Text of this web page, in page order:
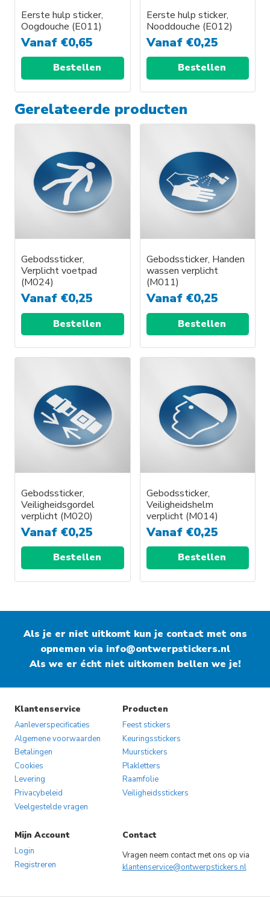
Eerste hulp sticker,
Oogdouche (E011)
Vanaf €0,65
Bestellen
Eerste hulp sticker,
Nooddouche (E012)
Vanaf €0,25
Bestellen
Gerelateerde producten
Gebodssticker,
Verplicht voetpad
(M024)
Vanaf €0,25
Bestellen
Gebodssticker, Handen
wassen verplicht
(M011)
Vanaf €0,25
Bestellen
Gebodssticker,
Veiligheidsgordel
verplicht (M020)
Vanaf €0,25
Bestellen
Gebodssticker,
Veiligheidshelm
verplicht (M014)
Vanaf €0,25
Bestellen
Als je er niet uitkomt kun je contact met ons
opnemen via info@ontwerpstickers.nl
Als we er écht niet uitkomen bellen we je!
Klantenservice
Aanleverspecificaties
Algemene voorwaarden
Betalingen
Cookies
Levering
Privacybeleid
Veelgestelde vragen
Producten
Feest stickers
Keuringsstickers
Muurstickers
Plakletters
Raamfolie
Veiligheidsstickers
Mijn Account
Login
Registreren
Contact
Vragen neem contact met ons op via
klantenservice@ontwerpstickers.nl